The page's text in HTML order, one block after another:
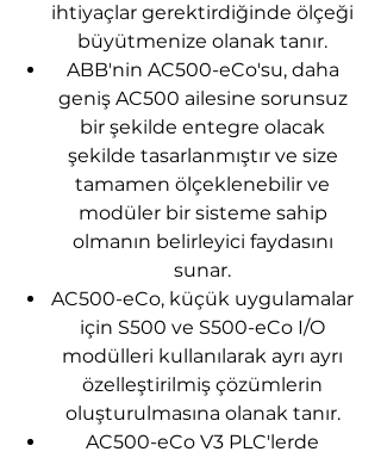
ihtiyaçlar gerektirdiğinde ölçeği
büyütmenize olanak tanır.
ABB'nin AC500-eCo'su, daha
geniş AC500 ailesine sorunsuz
bir şekilde entegre olacak
şekilde tasarlanmıştır ve size
tamamen ölçeklenebilir ve
modüler bir sisteme sahip
olmanın belirleyici faydasını
sunar.
AC500-eCo, küçük uygulamalar
için S500 ve S500-eCo I/O
modülleri kullanılarak ayrı ayrı
özelleştirilmiş çözümlerin
oluşturulmasına olanak tanır.
AC500-eCo V3 PLC'lerde